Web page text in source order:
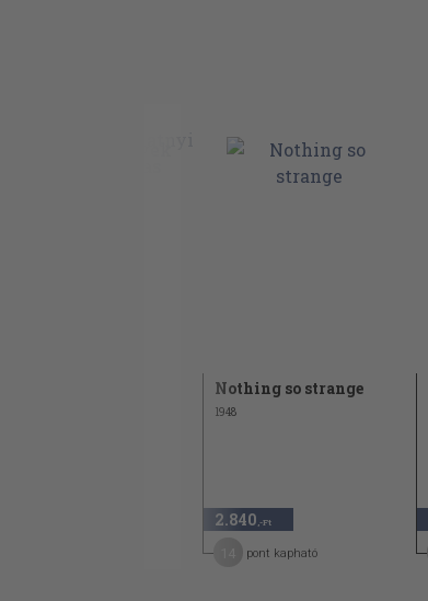
Nothing so strange
1948
2.840 ,-Ft
pont kapható